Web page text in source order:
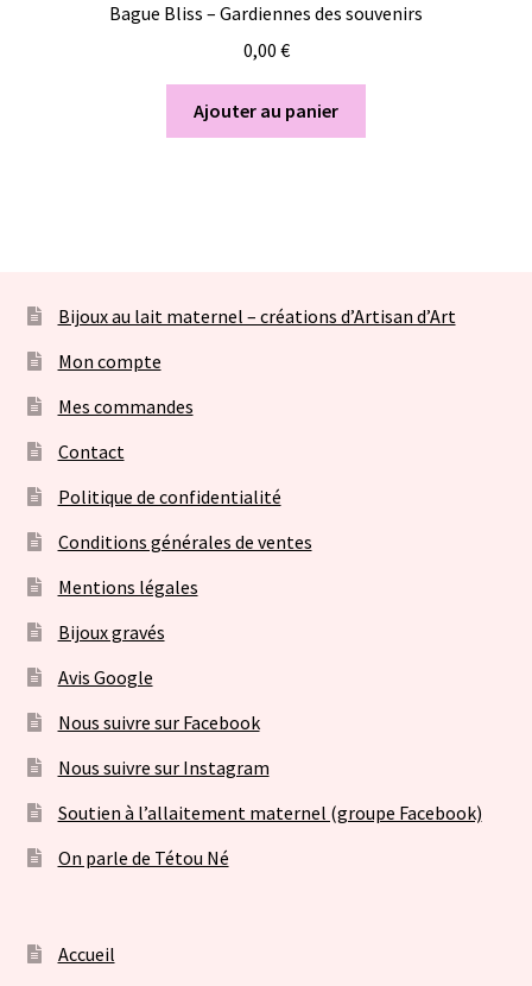
Bague Bliss – Gardiennes des souvenirs
0,00 €
Ajouter au panier
Bijoux au lait maternel – créations d’Artisan d’Art
Mon compte
Mes commandes
Contact
Politique de confidentialité
Conditions générales de ventes
Mentions légales
Bijoux gravés
Avis Google
Nous suivre sur Facebook
Nous suivre sur Instagram
Soutien à l’allaitement maternel (groupe Facebook)
On parle de Tétou Né
Accueil